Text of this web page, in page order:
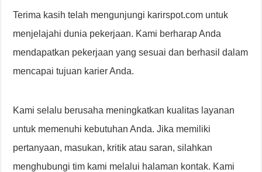
Terima kasih telah mengunjungi karirspot.com untuk
menjelajahi dunia pekerjaan. Kami berharap Anda
mendapatkan pekerjaan yang sesuai dan berhasil dalam
mencapai tujuan karier Anda.
Kami selalu berusaha meningkatkan kualitas layanan
untuk memenuhi kebutuhan Anda. Jika memiliki
pertanyaan, masukan, kritik atau saran, silahkan
menghubungi tim kami melalui halaman kontak. Kami